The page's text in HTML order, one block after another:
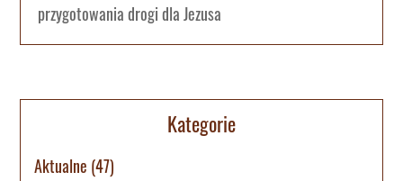
przygotowania drogi dla Jezusa
Kategorie
Aktualne (47)